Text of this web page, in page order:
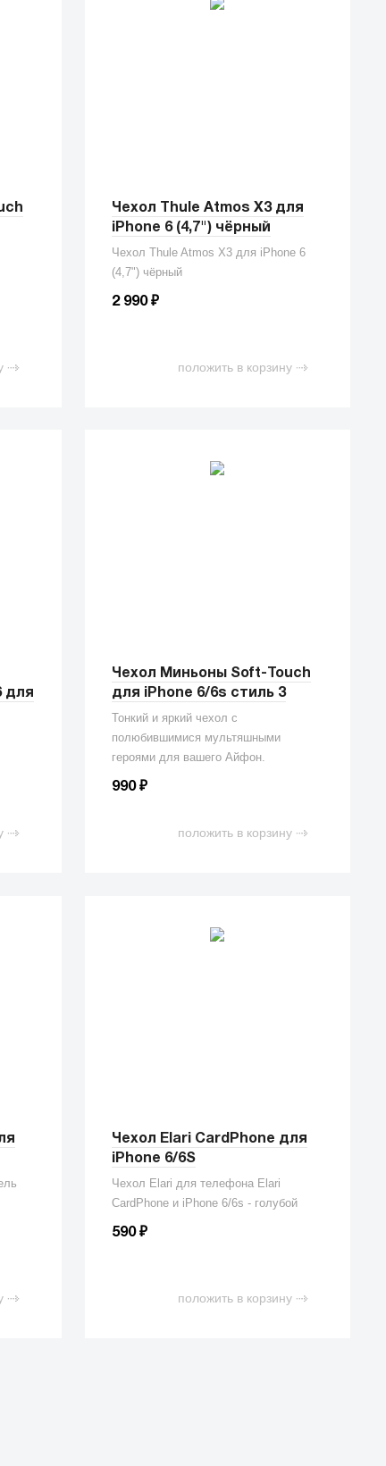
Чехол Thule Atmos X3 для
iPhone 6 (4,7") чёрный
Чехол Thule Atmos X3 для iPhone 6
(4,7") чёрный
2 990₽
положить в корзину
для
Чехол Миньоны Soft-Touch
для iPhone 6/6s стиль 3
Тонкий и яркий чехол с
полюбившимися мультяшными
героями для вашего Айфон.
990₽
положить в корзину
Чехол Elari CardPhone для
iPhone 6/6S
Чехол Elari для телефона Elari
CardPhone и iPhone 6/6s - голубой
590₽
положить в корзину